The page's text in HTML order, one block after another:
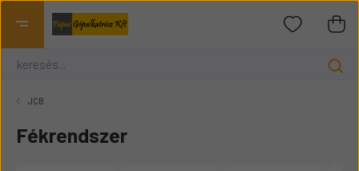
JCB
Fékrendszer